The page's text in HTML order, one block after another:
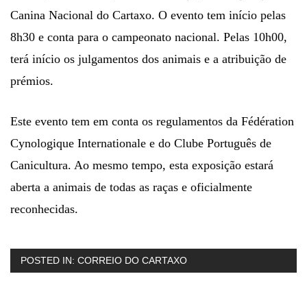
Canina Nacional do Cartaxo. O evento tem início pelas
8h30 e conta para o campeonato nacional. Pelas 10h00,
terá início os julgamentos dos animais e a atribuição de
prémios.
Este evento tem em conta os regulamentos da Fédération
Cynologique Internationale e do Clube Português de
Canicultura. Ao mesmo tempo, esta exposição estará
aberta a animais de todas as raças e oficialmente
reconhecidas.
POSTED IN: CORREIO DO CARTAXO